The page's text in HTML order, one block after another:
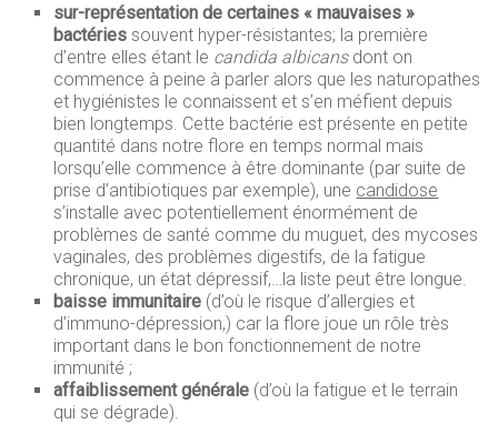
sur-représentation de certaines « mauvaises »
bactéries souvent hyper-résistantes; la première
d’entre elles étant le candida albicansdont on
commence à peine à parler alors que les naturopathes
et hygiénistes le connaissent et s’en méfient depuis
bien longtemps. Cette bactérie est présente en petite
quantité dans notre flore en temps normal mais
lorsqu’elle commence à être dominante (par suite de
prise d’antibiotiques par exemple), une candidose
s’installe avec potentiellement énormément de
problèmes de santé comme du muguet, des mycoses
vaginales, des problèmes digestifs, de la fatigue
chronique, un état dépressif,…la liste peut être longue.
baisse immunitaire (d’où le risque d’allergies et
d’immuno-dépression,) car la flore joue un rôle très
important dans le bon fonctionnement de notre
immunité ;
affaiblissement générale (d’où la fatigue et le terrain
qui se dégrade).